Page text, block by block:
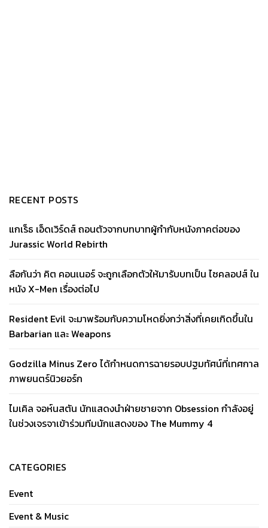
RECENT POSTS
แกเร็ธ เอ็ดเวิร์ดส์ ถอนตัวจากบทบาทผู้กำกับหนังภาคต่อของ
Jurassic World Rebirth
ลือกันว่า คิต คอนเนอร์ จะถูกเลือกตัวให้มารับบทเป็น ไซคลอปส์ ใน
หนัง X-Men เรื่องต่อไป
Resident Evil จะมาพร้อมกับความโหดยิ่งกว่าสิ่งที่เคยเกิดขึ้นใน
Barbarian และ Weapons
Godzilla Minus Zero ได้กำหนดการฉายรอบปฐมทัศน์ที่เทศกาล
ภาพยนตร์นิวยอร์ก
ไมเคิล จอห์นสตัน นักแสดงนำฝ่ายชายจาก Obsession กำลังอยู่
ในช่วงเจรจาเข้าร่วมทีมนักแสดงของ The Mummy 4
CATEGORIES
Event
Event & Music